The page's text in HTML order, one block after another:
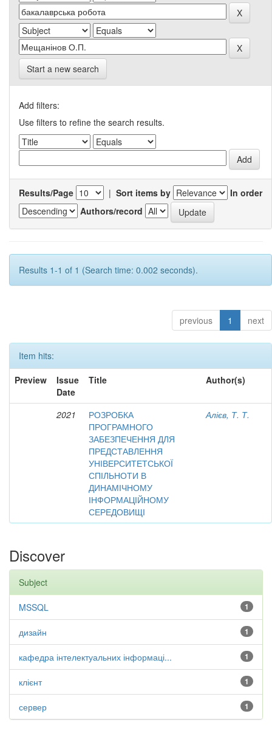
Start a new search
Add filters:
Use filters to refine the search results.
Results/Page | Sort items by
In order
Authors/record
Results 1-1 of 1 (Search time: 0.002 seconds).
previous 1 next
Item hits:
Preview
Issue
Date
Title Author(s)
2021
РОЗРОБКА
ПРОГРАМНОГО
ЗАБЕЗПЕЧЕННЯ ДЛЯ
ПРЕДСТАВЛЕННЯ
УНІВЕРСИТЕТСЬКОЇ
СПІЛЬНОТИ В
ДИНАМІЧНОМУ
ІНФОРМАЦІЙНОМУ
СЕРЕДОВИЩІ
Алієв, Т. Т.
Discover
Subject
1
MSSQL
1
дизайн
1
кафедра інтелектуальних інформаці...
1
клієнт
1
сервер